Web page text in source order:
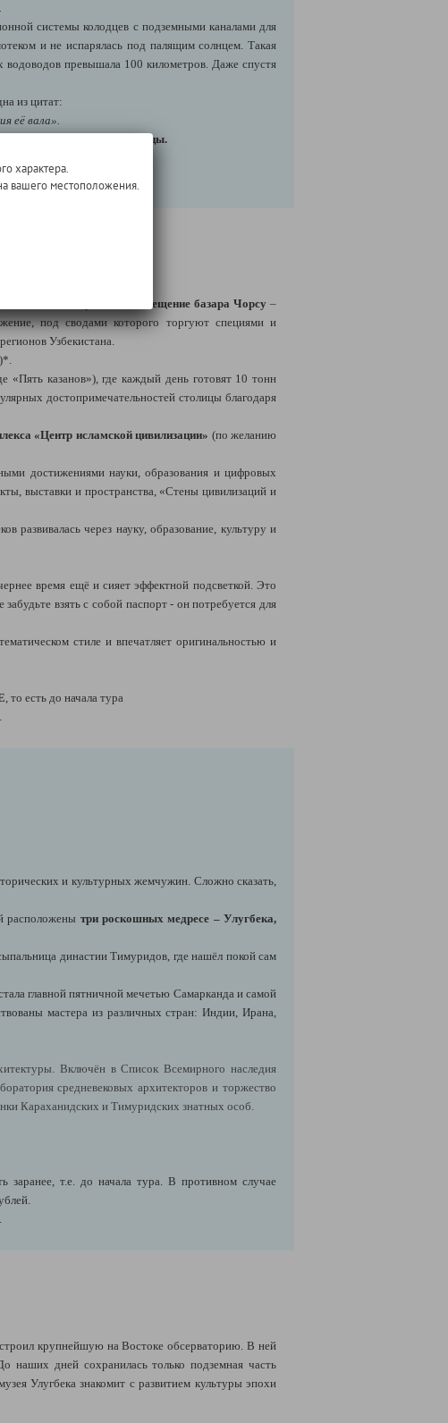
системы колодцев с подземными каналами для
и не испарялась под палящим солнцем. Такая
водоводов превышала 100 километров. Даже спустя
из цитат:
её вала».
узбекской границы.
посещение базара Чорсу –
под сводами которого торгуют специями и
Узбекистана.
«Пять казанов»), где каждый день готовят 10 тонн
достопримечательностей столицы благодаря
«Центр исламской цивилизации» (по желанию
достижениями науки, образования и цифровых
выставки и пространства, «Стены цивилизаций и
развивалась через науку, образование, культуру и
время ещё и сияет эффектной подсветкой. Это
взять с собой паспорт - он потребуется для
стиле и впечатляет оригинальностью и
, то есть до начала тура
и культурных жемчужин. Сложно сказать,
расположены три роскошных медресе – Улугбека,
династии Тимуридов, где нашёл покой сам
главной пятничной мечетью Самарканда и самой
мастера из различных стран: Индии, Ирана,
Включён в Список Всемирного наследия
средневековых архитекторов и торжество
Караханидских и Тимуридских знатных особ.
т.е. до начала тура. В противном случае
крупнейшую на Востоке обсерваторию. В ней
наших дней сохранилась только подземная часть
Улугбека знакомит с развитием культуры эпохи
характера.
вашего местоположения.